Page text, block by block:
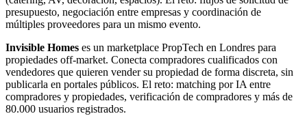
presupuesto, negociación entre empresas y coordinación de
múltiples proveedores para un mismo evento.
Invisible Homes es un marketplace PropTech en Londres para
propiedades off-market. Conecta compradores cualificados con
vendedores que quieren vender su propiedad de forma discreta, sin
publicarla en portales públicos. El reto: matching por IA entre
compradores y propiedades, verificación de compradores y más de
80.000 usuarios registrados.